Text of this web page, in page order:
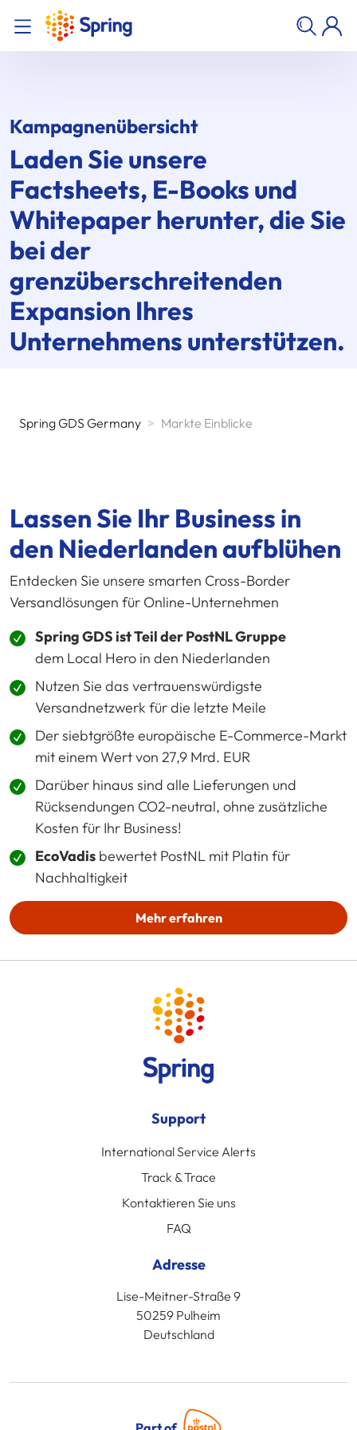
Kampagnenübersicht
Laden Sie unsere
Factsheets, E-Books und
Whitepaper herunter, die Sie
bei der
grenzüberschreitenden
Expansion Ihres
Unternehmens unterstützen.
Spring GDS Germany > Markte Einblicke
Lassen Sie Ihr Business in
den Niederlanden aufblühen
Entdecken Sie unsere smarten Cross-Border
Versandlösungen für Online-Unternehmen
Spring GDS ist Teil der PostNL Gruppe
dem Local Hero in den Niederlanden
Nutzen Sie das vertrauenswürdigste
Versandnetzwerk für die letzte Meile
Der siebtgrößte europäische E-Commerce-Markt
mit einem Wert von 27,9 Mrd. EUR
Darüber hinaus sind alle Lieferungen und
Rücksendungen CO2-neutral, ohne zusätzliche
Kosten für Ihr Business!
EcoVadis bewertet PostNL mit Platin für
Nachhaltigkeit
Mehr erfahren
Support
International Service Alerts
Track & Trace
Kontaktieren Sie uns
FAQ
Adresse
Lise-Meitner-Straße 9
50259 Pulheim
Deutschland